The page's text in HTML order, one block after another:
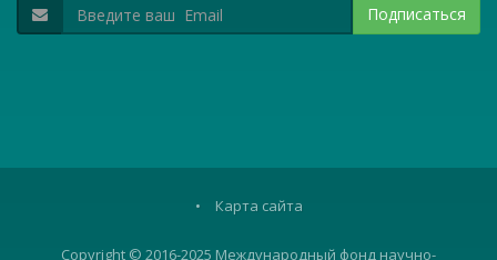
Подписаться
• Карта сайта
Copyright © 2016-2025 Международный фонд научно-